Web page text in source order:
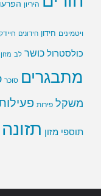
היריון
ויטמינים חידון חידונים
כולסטרול כושר לב מזון
מתבגרים סוכר
משקל פירות
תוספי מזון תזונה